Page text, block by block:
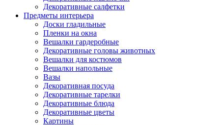
Декоративные салфетки
Предметы интерьера
Доски гладильные
Пленки на окна
Вешалки гардеробные
Декоративные головы животных
Вешалки для костюмов
Вешалки напольные
Вазы
Декоративная посуда
Декоративные тарелки
Декоративные блюда
Декоративные цветы
Картины